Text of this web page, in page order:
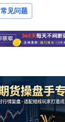
常见问题